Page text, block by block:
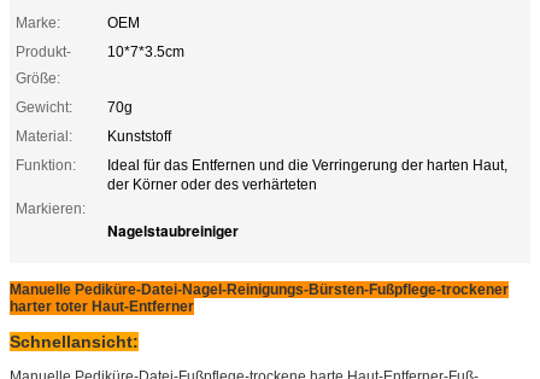
Marke:
OEM
Produkt-
Größe:
10*7*3.5cm
Gewicht:
70g
Material:
Kunststoff
Funktion:
Ideal für das Entfernen und die Verringerung der harten Haut,
der Körner oder des verhärteten
Markieren:
Nagelstaubreiniger
Manuelle Pediküre-Datei-Nagel-Reinigungs-Bürsten-Fußpflege-trockener
harter toter Haut-Entferner
Schnellansicht: